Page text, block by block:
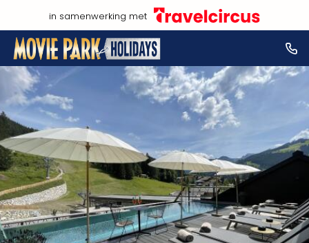
in samenwerking met